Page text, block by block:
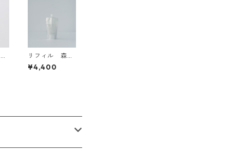
リフィル 森林
の香り ディフ
ューザー詰め替
¥4,400